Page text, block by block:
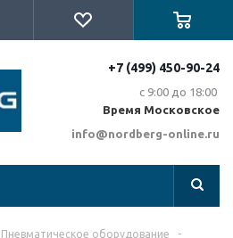
+7 (499) 450-90-24
с 9:00 до 18:00
Время Московское
info@nordberg-online.ru
Пневматическое оборудование
-